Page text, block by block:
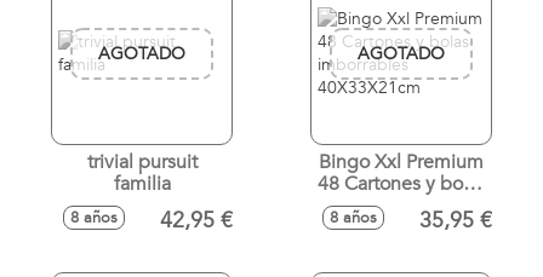
AGOTADO
trivial pursuit
familia
8 años 42,95 €
AGOTADO
Bingo Xxl Premium
48 Cartones y bolas
imborrables
40X33X21cm
8 años 35,95 €